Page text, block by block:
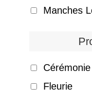
Manches
Cérémonie
Fleurie